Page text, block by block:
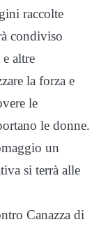
raccolte
condiviso
altre
la forza e
le
le donne.
un
si terrà alle
Canazza di